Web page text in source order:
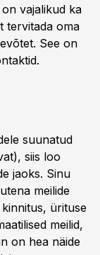
vajalikud ka
tervitada oma
See on
suunatud
siis loo
jaoks. Sinu
meilide
ürituse
meilid,
on hea näide